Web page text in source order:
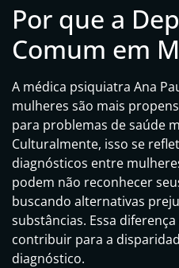
Por que a
Comum em
A médica psiquiatra Ana
mulheres são mais
para problemas de saúde
Culturalmente, isso se
diagnósticos entre
podem não reconhecer
buscando alternativas
substâncias. Essa
contribuir para a
diagnóstico.